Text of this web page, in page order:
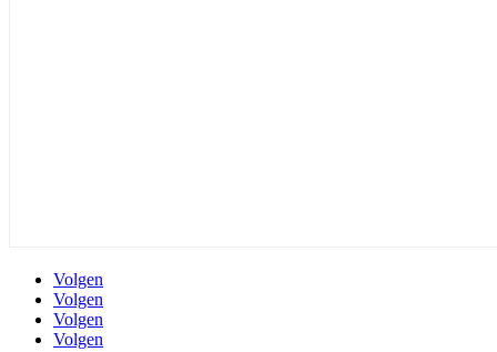
Volgen
Volgen
Volgen
Volgen